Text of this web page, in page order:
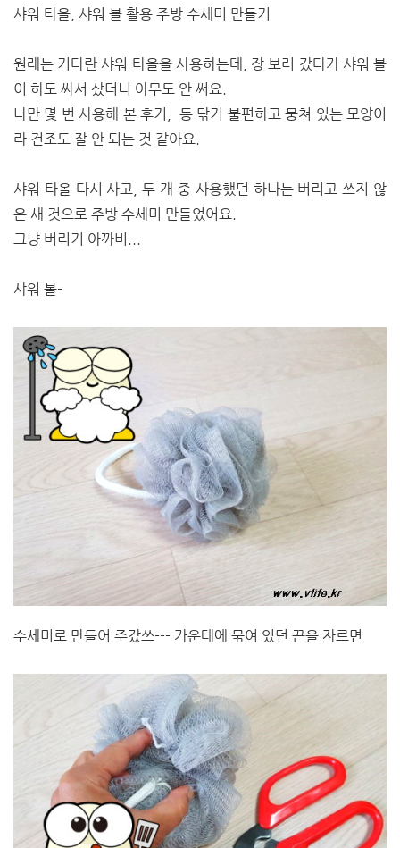
샤워 타올, 샤워 볼 활용 주방 수세미 만들기
원래는 기다란 샤워 타올을 사용하는데, 장 보러 갔다가 샤워 볼
이 하도 싸서 샀더니 아무도 안 써요.
나만 몇 번 사용해 본 후기, 등 닦기 불편하고 뭉쳐 있는 모양이
라 건조도 잘 안 되는 것 같아요.
샤워 타올 다시 사고, 두 개 중 사용했던 하나는 버리고 쓰지 않
은 새 것으로 주방 수세미 만들었어요.
그냥 버리기 아까비...
샤워 볼-
수세미로 만들어 주갔쓰--- 가운데에 묶여 있던 끈을 자르면